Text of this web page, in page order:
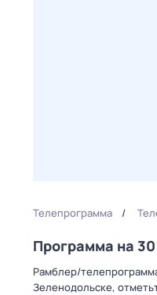
Телепрограмма
Программа на
Рамблер/
Зеленодольске,